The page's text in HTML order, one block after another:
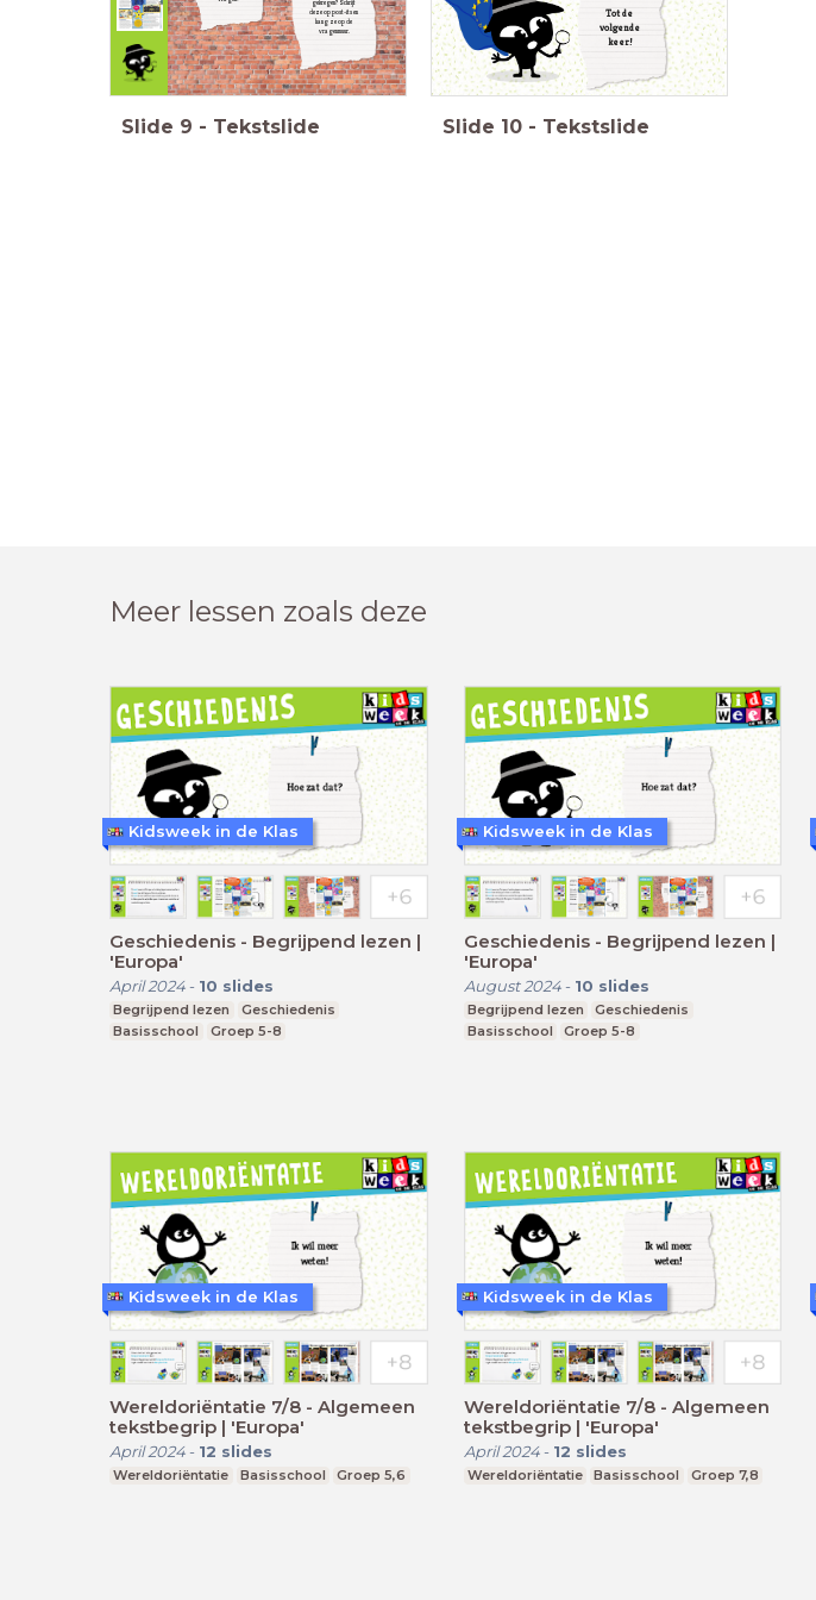
gekregen? Schrijf
deze op post-its en
hang ze op de
vragenmuur.
Slide 9 - Tekstslide
Tot de
volgende
keer!
Slide 10 - Tekstslide
Meer lessen zoals deze
Geschiedenis - Begrijpend lezen |
'Europa'
April 2024- 10 slides
Begrijpend lezen
Geschiedenis
Basisschool
Groep 5-8
Kidsweek in de Klas
Geschiedenis - Begrijpend lezen |
'Europa'
August 2024- 10 slides
Begrijpend lezen
Geschiedenis
Basisschool
Groep 5-8
Kidsweek in de Klas
Wereldoriëntatie 7/8 - Algemeen
tekstbegrip | 'Europa'
April 2024- 12 slides
Wereldoriëntatie Basisschool Groep 5,6
Kidsweek in de Klas
Wereldoriëntatie 7/8 - Algemeen
tekstbegrip | 'Europa'
April 2024- 12 slides
Wereldoriëntatie Basisschool Groep 7,8
Kidsweek in de Klas